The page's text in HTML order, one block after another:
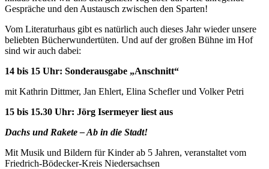
Gespräche und den Austausch zwischen den Sparten!
Vom Literaturhaus gibt es natürlich auch dieses Jahr wieder unsere
beliebten Bücherwundertüten. Und auf der großen Bühne im Hof
sind wir auch dabei:
14 bis 15 Uhr: Sonderausgabe „Anschnitt“
mit Kathrin Dittmer, Jan Ehlert, Elina Schefler und Volker Petri
15 bis 15.30 Uhr: Jörg Isermeyer liest aus
Dachs und Rakete – Ab in die Stadt!
Mit Musik und Bildern für Kinder ab 5 Jahren, veranstaltet vom
Friedrich-Bödecker-Kreis Niedersachsen